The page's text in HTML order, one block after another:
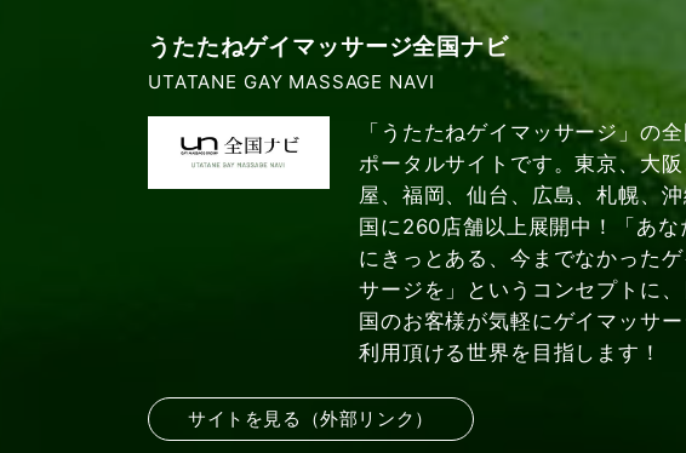
うたたねゲイマッサージ全国ナビ
UTATANE GAY MASSAGE NAVI
「うたたねゲイマッサージ」の
ポータルサイトです。東京、大
屋、福岡、仙台、広島、札幌、
国に260店舗以上展開中！「あな
にきっとある、今までなかったゲ
サージを」というコンセプトに
国のお客様が気軽にゲイマッサ
利用頂ける世界を目指します！
サイトを見る（外部リンク）